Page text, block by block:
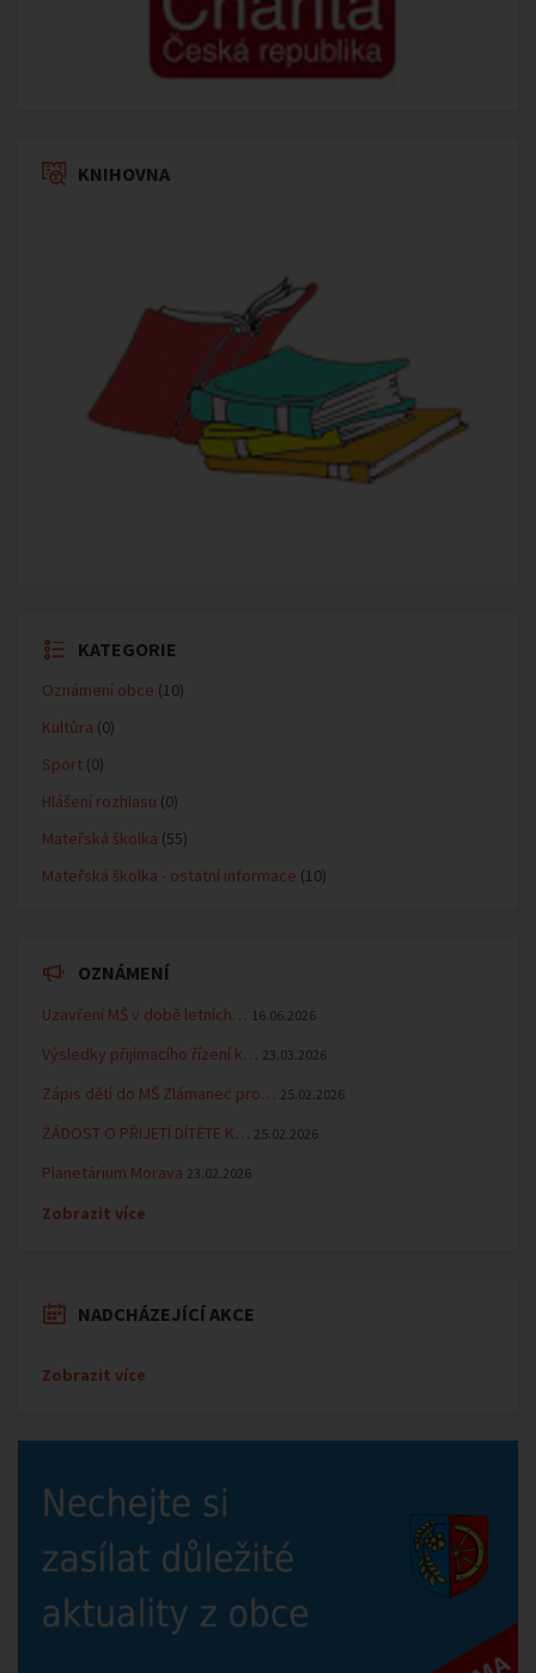
KNIHOVNA
KATEGORIE
Oznámení obce (10)
Kultůra (0)
Sport (0)
Hlášení rozhlasu (0)
Mateřská školka (55)
Mateřská školka - ostatní informace (10)
OZNÁMENÍ
Uzavření MŠ v době letních… 16.06.2026
Výsledky přijímacího řízení k… 23.03.2026
Zápis dětí do MŠ Zlámanec pro… 25.02.2026
ŽÁDOST O PŘIJETÍ DÍTĚTE K… 25.02.2026
Planetárium Morava 23.02.2026
Zobrazit více
NADCHÁZEJÍCÍ AKCE
Zobrazit více